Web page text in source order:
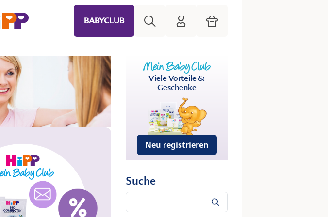
BABYCLUB HiPP Mein Babyclub
Warenkorb
Viele Vorteile &
Geschenke
Neu registrieren
Suche